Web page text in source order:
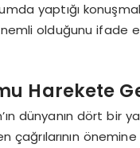
yaptığı
olduğunu ifade
Harekete
dünyanın dört bir
önemine